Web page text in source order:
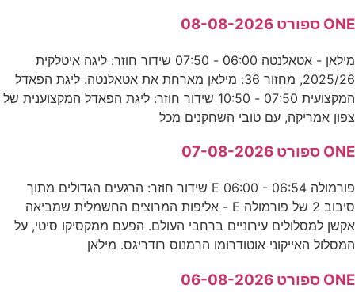
ONE ספורט 08-08-2026
מילאן - אטאלנטה 06:00 - 07:50 שידור חוזר: ליגה איטלקית
2025/26, מחזור 36: מילאן מארחת את אטאלנטה. ליגת הפאדל
המקצועית 07:50 - 10:50 שידור חוזר: ליגת הפאדל המקצוענית של
צפון אמריקה, עם טובי השחקנים מכל
ONE ספורט 07-08-2026
פורמולה E 06:00 - 06:54 שידור חוזר: הרגעים הגדולים מתוך
סיבוב 2 של פורמולה E - אליפות המרוצים החשמלית שמביאה
אקשן למסלולים עירוניים ברחבי העולם. הפעם ממקסיקו סיטי, על
המסלול האייקוני אוטודרומו הרמנוס רודריגס. מילאן
ONE ספורט 06-08-2026